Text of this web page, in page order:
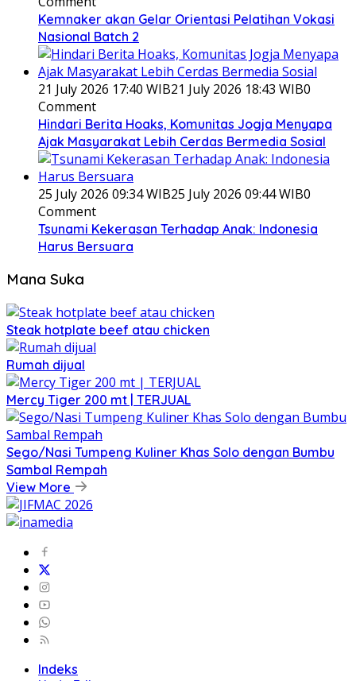
Kemnaker akan Gelar Orientasi Pelatihan Vokasi
Nasional Batch 2
21 July 2026 17:40 WIB21 July 2026 18:43 WIB0
Comment
Hindari Berita Hoaks, Komunitas Jogja Menyapa
Ajak Masyarakat Lebih Cerdas Bermedia Sosial
25 July 2026 09:34 WIB25 July 2026 09:44 WIB0
Comment
Tsunami Kekerasan Terhadap Anak: Indonesia
Harus Bersuara
Mana Suka
Steak hotplate beef atau chicken
Rumah dijual
Mercy Tiger 200 mt | TERJUAL
Sego/Nasi Tumpeng Kuliner Khas Solo dengan Bumbu
Sambal Rempah
View More
Indeks